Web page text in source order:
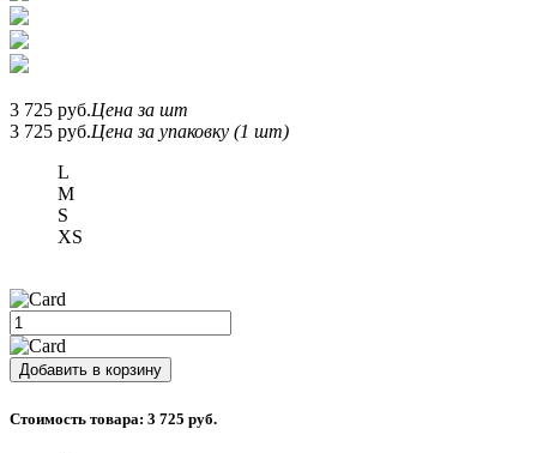
3 725 руб.Цена за шт
3 725 руб.Цена за упаковку (1 шт)
L
M
S
XS
Стоимость товара: 3 725 руб.